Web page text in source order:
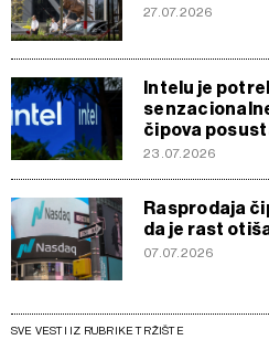
27.07.2026
Intelu je
čipova
23.07.2026
Rasprodaja
da je rast
07.07.2026
SVE VESTI IZ RUBRIKE TRŽIŠTE